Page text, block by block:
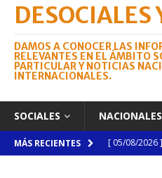
DESOCIALES
DAMOS A CONOCER LAS
RELEVANTES EN EL ÁMBITO
PARTICULAR Y NOTICIAS
INTERNACIONALES.
SOCIALES NACIONALES
MÁS RECIENTES [ 05/08/2026 ]